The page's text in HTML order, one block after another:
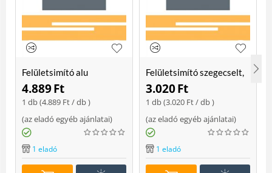
Felületsimító alu
erősített, rome 400 mm
Soft
4.889Ft
1 db (4.889 Ft/ db )
(az eladó egyéb ajánlatai)
1 eladó
Felületsimító szegecselt,
rome 400mm
3.020Ft
1 db (3.020 Ft/ db )
(az eladó egyéb ajánlatai)
1 eladó